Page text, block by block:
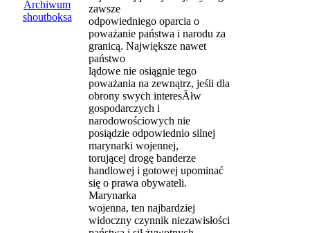
Archiwum
shoutboksa
zawsze
odpowiedniego oparcia o
poważanie państwa i narodu za
granicą. Największe nawet
państwo
lądowe nie osiągnie tego
poważania na zewnątrz, jeśli dla
obrony swych interesĂłw
gospodarczych i
narodowościowych nie
posiądzie odpowiednio silnej
marynarki wojennej,
torującej drogę banderze
handlowej i gotowej upominać
się o prawa obywateli.
Marynarka
wojenna, ten najbardziej
widoczny czynnik niezawisłości